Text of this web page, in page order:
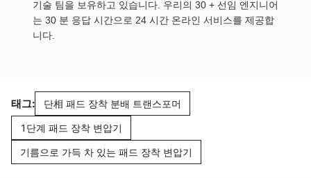
기술 팀을 보유하고 있습니다. 우리의 30 + 선임 엔지니어
는 30 분 응답 시간으로 24 시간 온라인 서비스를 제공합
니다.
태그: 단相 패드 장착 분배 트랜스포머
1단계 패드 장착 변압기
기름으로 가득 차 있는 패드 장착 변압기